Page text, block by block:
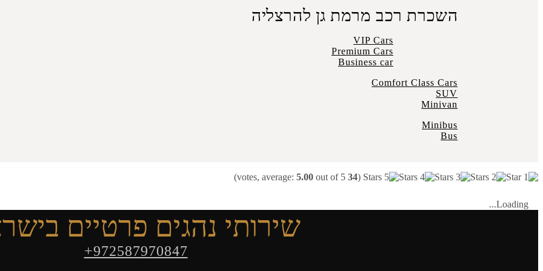
השכרת רכב מרמת גן להרצליה
VIP Cars
Premium Cars
Business car
Comfort Class Cars
SUV
Minivan
Minibus
Bus
(
34
5.00 out of 5)
Loading...
שירותי נהגים פרטיים
+972587970847